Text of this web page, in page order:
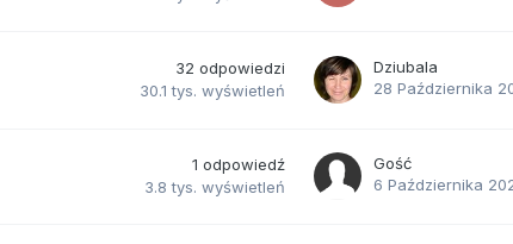
32 odpowiedzi
30.1 tys. wyświetleń
Dziubala
28 Października
1 odpowiedź
3.8 tys. wyświetleń
Gość
6 Października